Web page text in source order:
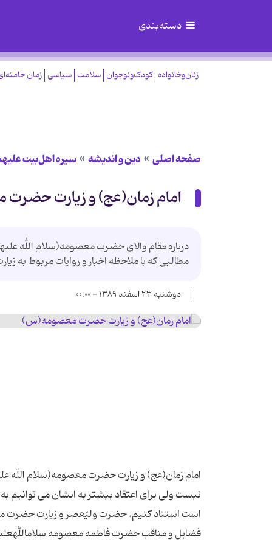
دسته‌بندی
زنان‌وخانواده کودک‌ونوجوان سلامت سیاسی زمان
صفحه اصلی دین و اندیشه سیره اهل‌بیت
امام زمان(عج) و زیارت
درباره مقام والای حضرت معصومه(سلام الله
مطالبى كه با ملاحظه اخبار و روايات مربوط به
دوشنبه ۲۳ اسفند ۱۳۸۹ - ۰۰:۰۰
امام زمان(عج) و زیارت حضرت معصومه(سلام الله
نیست ولی برای اعتقاد بیشتر به ایشان می توانیم
است استناد کنیم. حضرت ولىّ‏عصر و زیارت حضرت
فضایل و مناقب حضرت فاطمه معصومه